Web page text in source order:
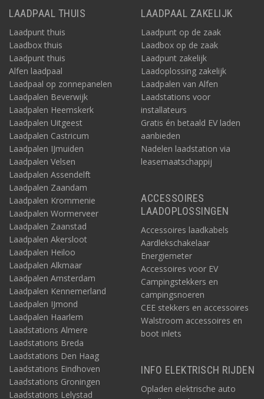
LAADPAAL THUIS
Laadpunt thuis
Laadbox thuis
Laadpunt thuis
Alfen laadpaal
Laadpaal op zonnepanelen
Laadpalen Beverwijk
Laadpalen Heemskerk
Laadpalen Uitgeest
Laadpalen Castricum
Laadpalen IJmuiden
Laadpalen Velsen
Laadpalen Assendelft
Laadpalen Zaandam
Laadpalen Krommenie
Laadpalen Wormerveer
Laadpalen Zaanstad
Laadpalen Akersloot
Laadpalen Heiloo
Laadpalen Alkmaar
Laadpalen Amsterdam
Laadpalen Kennemerland
Laadpalen IJmond
Laadpalen Haarlem
Laadstations Almere
Laadstations Breda
Laadstations Den Haag
Laadstations Eindhoven
Laadstations Groningen
Laadstations Lelystad
LAADPAAL ZAKELIJK
Laadpunt op de zaak
Laadbox op de zaak
Laadpunt zakelijk
Laadoplossing zakelijk
Laadpalen van Alfen
Laadstations voor
installateurs
Gratis én betaald EV laden
aanbieden
Nadelen laadstation via
leasemaatschappij
ACCESSOIRES
LAADOPLOSSINGEN
Accessoires laadkabels
Aardlekschakelaar
Energiemeter
Accessoires voor EV
Campingstekkers en
campingsnoeren
CEE stekkers en accessoires
Walstroom accessoires en
boot inlets
INFO ELEKTRISCH RIJDEN
Opladen elektrische auto